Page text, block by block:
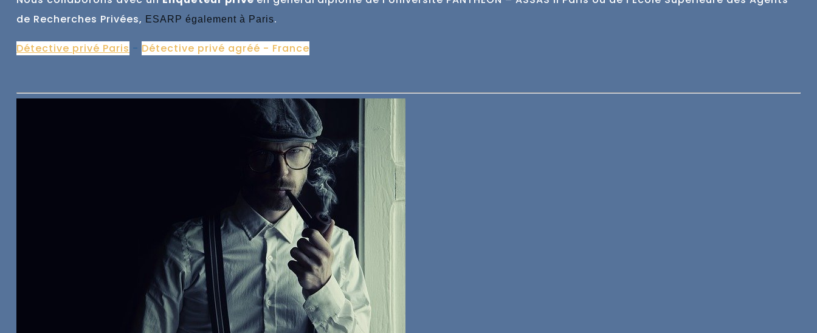
de Recherches Privées, ESARP également à Paris.
Détective privé Paris - Détective privé agréé - France